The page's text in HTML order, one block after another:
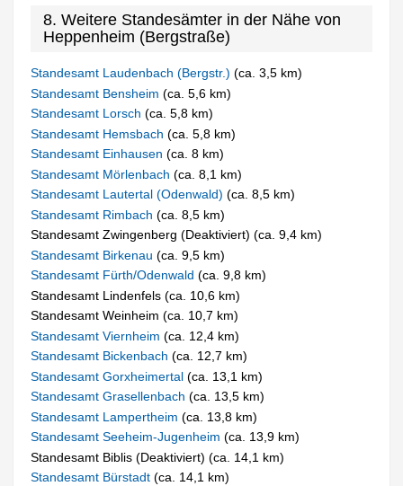
8. Weitere Standesämter in der Nähe von
Heppenheim (Bergstraße)
Standesamt Laudenbach (Bergstr.)(ca. 3,5 km)
Standesamt Bensheim(ca. 5,6 km)
Standesamt Lorsch(ca. 5,8 km)
Standesamt Hemsbach(ca. 5,8 km)
Standesamt Einhausen(ca. 8 km)
Standesamt Mörlenbach(ca. 8,1 km)
Standesamt Lautertal (Odenwald)(ca. 8,5 km)
Standesamt Rimbach(ca. 8,5 km)
Standesamt Zwingenberg (Deaktiviert) (ca. 9,4 km)
Standesamt Birkenau(ca. 9,5 km)
Standesamt Fürth/Odenwald(ca. 9,8 km)
Standesamt Lindenfels (ca. 10,6 km)
Standesamt Weinheim (ca. 10,7 km)
Standesamt Viernheim(ca. 12,4 km)
Standesamt Bickenbach(ca. 12,7 km)
Standesamt Gorxheimertal(ca. 13,1 km)
Standesamt Grasellenbach(ca. 13,5 km)
Standesamt Lampertheim(ca. 13,8 km)
Standesamt Seeheim-Jugenheim(ca. 13,9 km)
Standesamt Biblis (Deaktiviert) (ca. 14,1 km)
Standesamt Bürstadt(ca. 14,1 km)